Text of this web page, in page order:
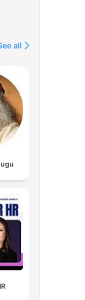
service-
all